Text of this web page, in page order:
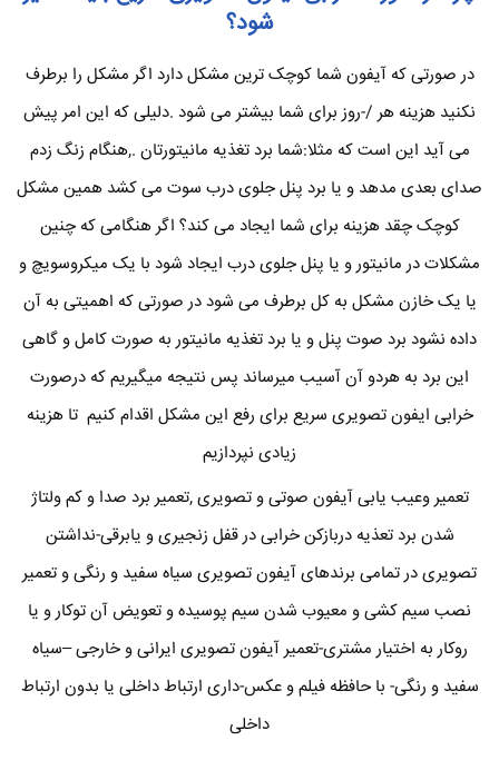
شود؟
در صورتی که آیفون شما کوچک ترین مشکل دارد اگر مشکل را برطرف
نکنید هزینه هر /-روز برای شما بیشتر می شود .دلیلی که این امر پیش
می آید این است که مثلا:شما برد تغذیه مانیتورتان .,هنگام زنگ زدم
صدای بعدی مدهد و یا برد پنل جلوی درب سوت می کشد همین مشکل
کوچک چقد هزینه برای شما ایجاد می کند؟ اگر هنگامی که چنین
مشکلات در مانیتور و یا پنل جلوی درب ایجاد شود با یک میکروسویچ و
یا یک خازن مشکل به کل برطرف می شود در صورتی که اهمیتی به آن
داده نشود برد صوت پنل و یا برد تغذیه مانیتور به صورت کامل و گاهی
این برد به هردو آن آسیب میرساند پس نتیجه میگیریم که درصورت
خرابی ایفون تصویری سریع برای رفع این مشکل اقدام کنیم تا هزینه
زیادی نپردازیم
تعمیر وعیب یابی آیفون صوتی و تصویری ,تعمیر برد صدا و کم ولتاژ
شدن برد تعذیه دربازکن خرابی در قفل زنجیری و یابرقی-نداشتن
تصویری در تمامی برندهای آیفون تصویری سیاه سفید و رنگی و تعمیر
نصب سیم کشی و معیوب شدن سیم پوسیده و تعویض آن توکار و یا
روکار به اختیار مشتری-تعمیر آیفون تصویری ایرانی و خارجی –سیاه
سفید و رنگی- با حافظه فیلم و عکس-داری ارتباط داخلی یا بدون ارتباط
داخلی